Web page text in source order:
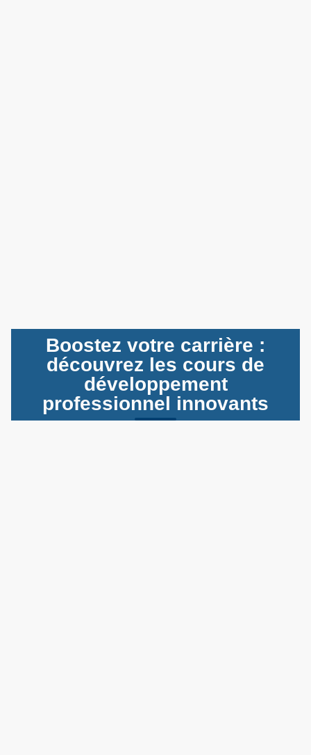
Boostez votre carrière :
découvrez les cours de
développement
professionnel innovants